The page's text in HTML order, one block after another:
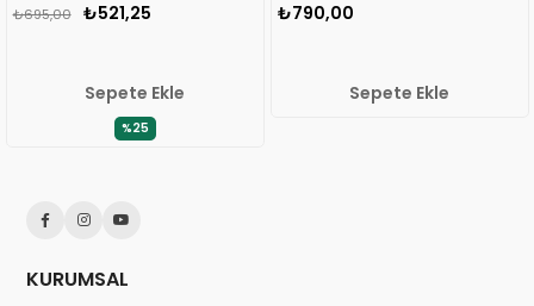
₺521,25
₺695,00
Sepete Ekle
%25
₺790,00
Sepete Ekle
KURUMSAL